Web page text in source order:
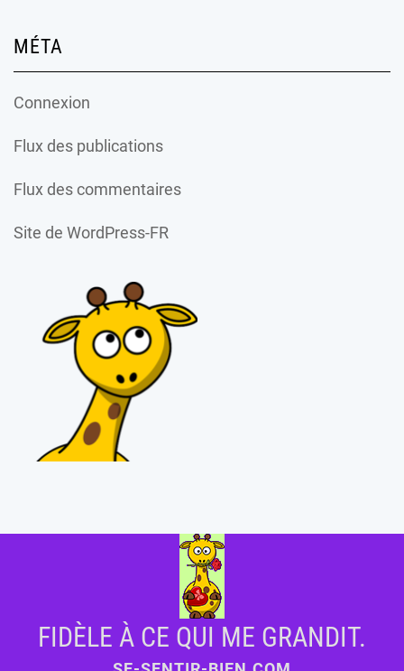
MÉTA
Connexion
Flux des publications
Flux des commentaires
Site de WordPress-FR
FIDÈLE À CE QUI ME GRANDIT.